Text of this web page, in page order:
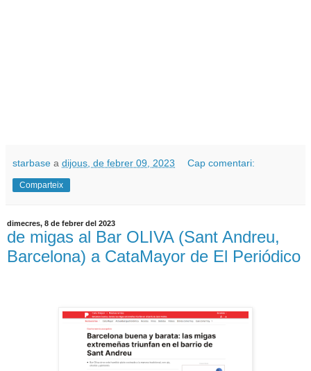
starbase a dijous, de febrer 09, 2023 Cap comentari:
Comparteix
dimecres, 8 de febrer del 2023
de migas al Bar OLIVA (Sant Andreu,
Barcelona) a CataMayor de El Periódico